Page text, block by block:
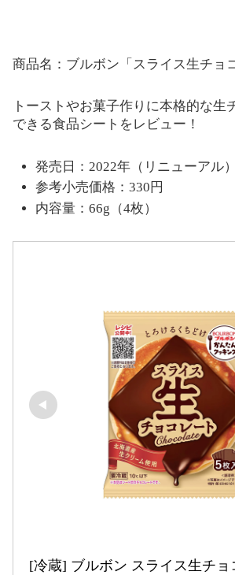
商品名：ブルボン「スライス生チョ
トーストやお菓子作りに本格的な生
できる食品シートをレビュー！
発売日：2022年（リニューアル）
参考小売価格：330円
内容量：66g（4枚）
[冷蔵] ブルボン スライス生チョ